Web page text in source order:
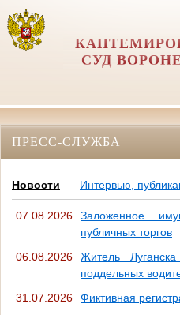
СУД
ПРЕСС-СЛУЖБА
Новости Интервью,
07.08.2026
Заложенное
публичных торгов
06.08.2026
Житель
поддельных
31.07.2026
Фиктивная